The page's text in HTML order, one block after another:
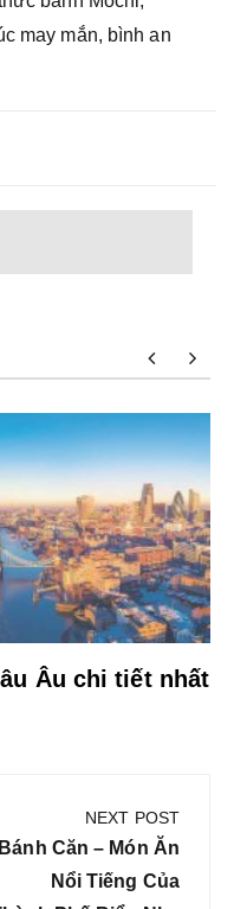
may mắn, bình an
Âu chi tiết nhất
NEXT POST
Next
Bánh Căn – Món Ăn
Nổi Tiếng Của